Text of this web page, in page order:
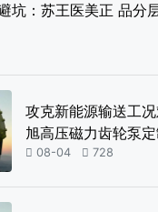
坑：苏王医美正 品分
攻克新能源输送工
旭高压磁力齿轮泵
 08-04  728